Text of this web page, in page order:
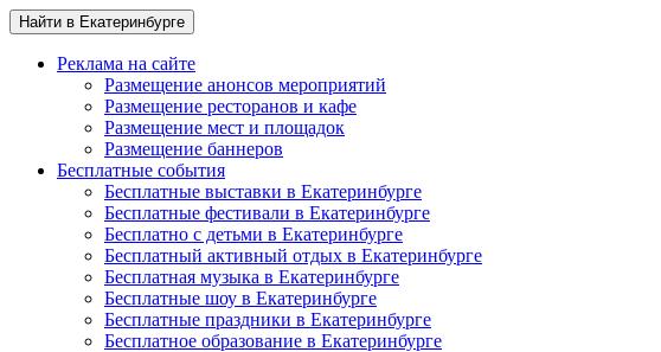
Найти в Екатеринбурге
Реклама на сайте
Размещение анонсов мероприятий
Размещение ресторанов и кафе
Размещение мест и площадок
Размещение баннеров
Бесплатные события
Бесплатные выставки в Екатеринбурге
Бесплатные фестивали в Екатеринбурге
Бесплатно с детьми в Екатеринбурге
Бесплатный активный отдых в Екатеринбурге
Бесплатная музыка в Екатеринбурге
Бесплатные шоу в Екатеринбурге
Бесплатные праздники в Екатеринбурге
Бесплатное образование в Екатеринбурге